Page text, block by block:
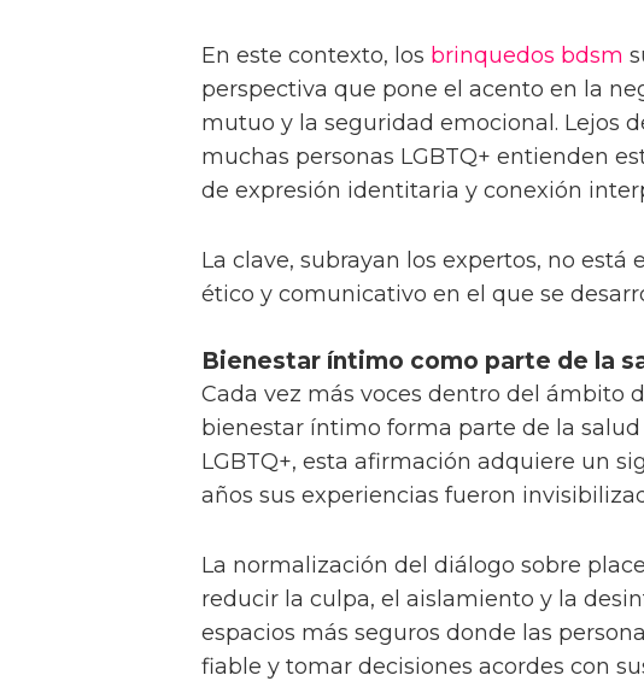
En este contexto, los brinquedos bdsm
perspectiva que pone el acento en la
mutuo y la seguridad emocional. Lejos
muchas personas LGBTQ+ entienden
de expresión identitaria y conexión
La clave, subrayan los expertos, no
ético y comunicativo en el que se
Bienestar íntimo como parte de la
Cada vez más voces dentro del ámbito
bienestar íntimo forma parte de la
LGBTQ+, esta afirmación adquiere un
años sus experiencias fueron
La normalización del diálogo sobre
reducir la culpa, el aislamiento y la
espacios más seguros donde las
fiable y tomar decisiones acordes con